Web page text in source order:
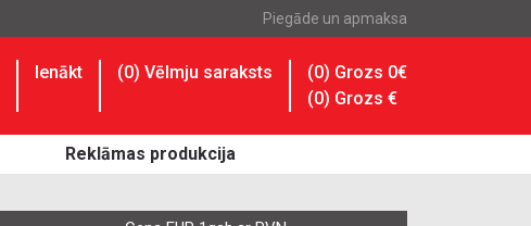
Piegāde un apmaksa
Ienākt (0) Vēlmju saraksts
(0) Grozs 0€
(0) Grozs €
Reklāmas produkcija